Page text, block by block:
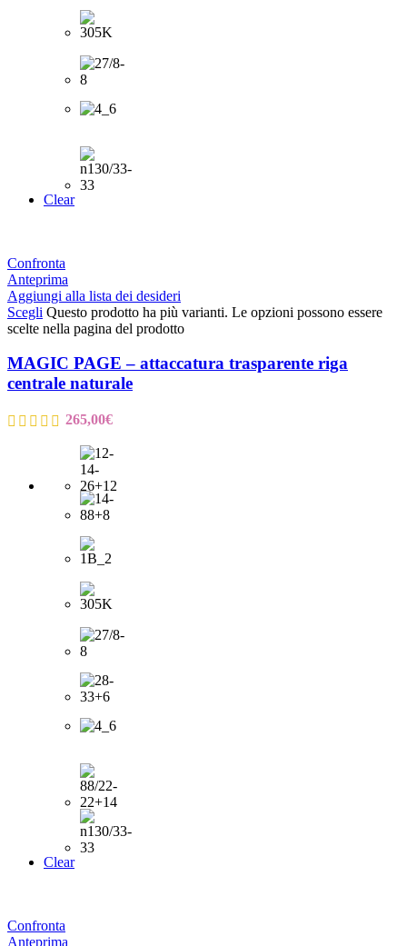
Clear
Confronta
Anteprima
Aggiungi alla lista dei desideri
Scegli Questo prodotto ha più varianti. Le opzioni possono essere
scelte nella pagina del prodotto
MAGIC PAGE – attaccatura trasparente riga
centrale naturale
265,00€
Clear
Confronta
Anteprima